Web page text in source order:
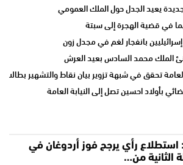
يعيد الجدل حول الملك العمومي
بانفجار لغم في مجدل زون
الملك محمد السادس بعيد العرش
تحقق في شبهة تزوير بيان نقاط والتشهير بطالب
بأولاد احسين تصل إلى النيابة العامة
استطلاع رأي يرجح فوز أردوغان في
الثانية من…